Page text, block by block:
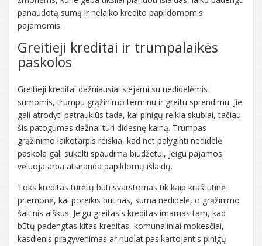
panaudotą sumą ir nelaiko kredito papildomomis
pajamomis.
Greitieji kreditai ir trumpalaikės
paskolos
Greitieji kreditai dažniausiai siejami su nedidelėmis
sumomis, trumpu grąžinimo terminu ir greitu sprendimu. Jie
gali atrodyti patrauklūs tada, kai pinigų reikia skubiai, tačiau
šis patogumas dažnai turi didesnę kainą. Trumpas
grąžinimo laikotarpis reiškia, kad net palyginti nedidelė
paskola gali sukelti spaudimą biudžetui, jeigu pajamos
vėluoja arba atsiranda papildomų išlaidų.
Toks kreditas turėtų būti svarstomas tik kaip kraštutinė
priemonė, kai poreikis būtinas, suma nedidelė, o grąžinimo
šaltinis aiškus. Jeigu greitasis kreditas imamas tam, kad
būtų padengtas kitas kreditas, komunaliniai mokesčiai,
kasdienis pragyvenimas ar nuolat pasikartojantis pinigų